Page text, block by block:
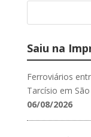
Saiu na
Ferroviários
Tarcísio em
06/08/2026